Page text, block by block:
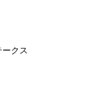
クス